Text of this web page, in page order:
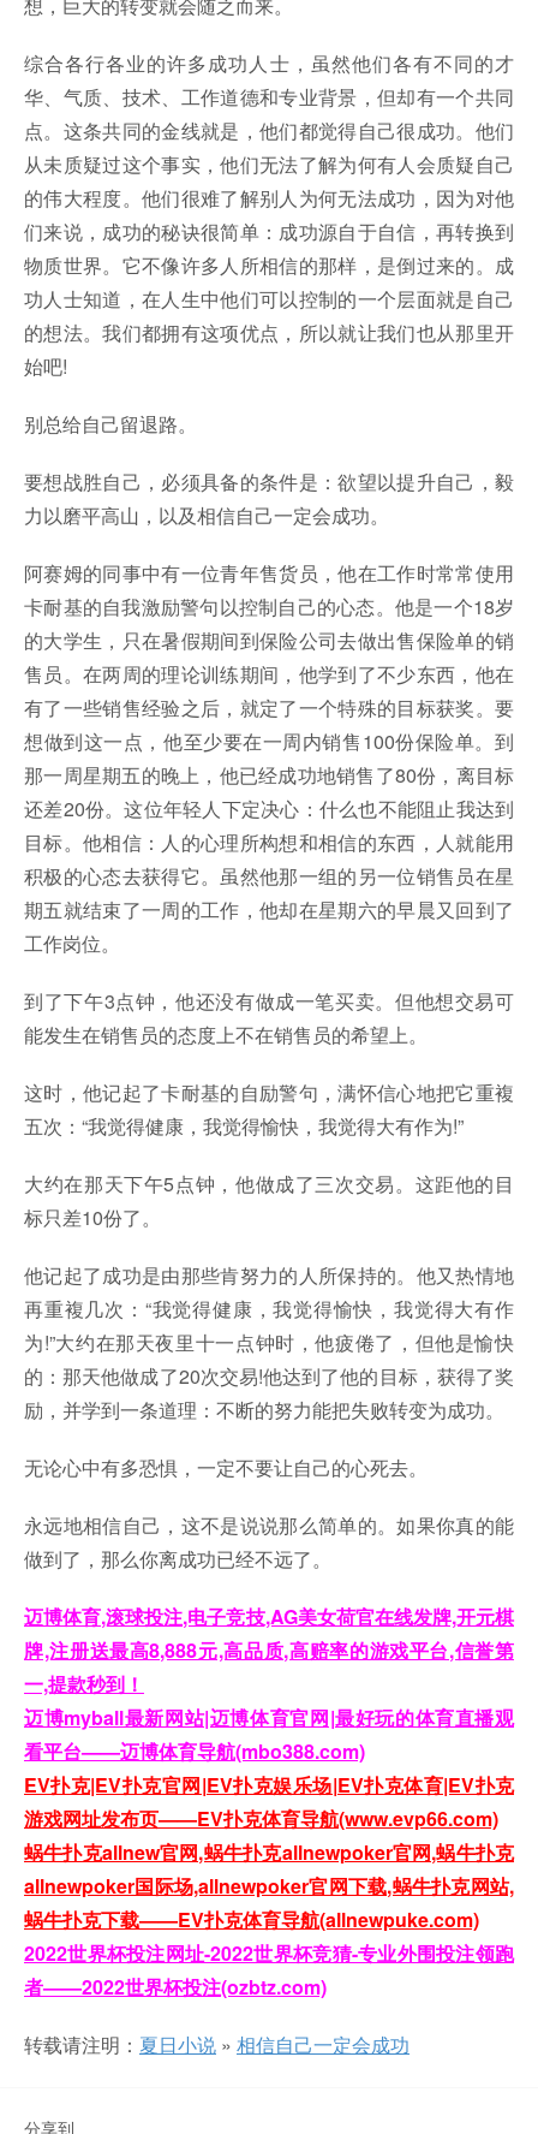
想，巨大的转变就会随之而来。
综合各行各业的许多成功人士，虽然他们各有不同的才
华、气质、技术、工作道德和专业背景，但却有一个共同
点。这条共同的金线就是，他们都觉得自己很成功。他们
从未质疑过这个事实，他们无法了解为何有人会质疑自己
的伟大程度。他们很难了解别人为何无法成功，因为对他
们来说，成功的秘诀很简单：成功源自于自信，再转换到
物质世界。它不像许多人所相信的那样，是倒过来的。成
功人士知道，在人生中他们可以控制的一个层面就是自己
的想法。我们都拥有这项优点，所以就让我们也从那里开
始吧!
别总给自己留退路。
要想战胜自己，必须具备的条件是：欲望以提升自己，毅
力以磨平高山，以及相信自己一定会成功。
阿赛姆的同事中有一位青年售货员，他在工作时常常使用
卡耐基的自我激励警句以控制自己的心态。他是一个18岁
的大学生，只在暑假期间到保险公司去做出售保险单的销
售员。在两周的理论训练期间，他学到了不少东西，他在
有了一些销售经验之后，就定了一个特殊的目标获奖。要
想做到这一点，他至少要在一周内销售100份保险单。到
那一周星期五的晚上，他已经成功地销售了80份，离目标
还差20份。这位年轻人下定决心：什么也不能阻止我达到
目标。他相信：人的心理所构想和相信的东西，人就能用
积极的心态去获得它。虽然他那一组的另一位销售员在星
期五就结束了一周的工作，他却在星期六的早晨又回到了
工作岗位。
到了下午3点钟，他还没有做成一笔买卖。但他想交易可
能发生在销售员的态度上不在销售员的希望上。
这时，他记起了卡耐基的自励警句，满怀信心地把它重複
五次：“我觉得健康，我觉得愉快，我觉得大有作为!”
大约在那天下午5点钟，他做成了三次交易。这距他的目
标只差10份了。
他记起了成功是由那些肯努力的人所保持的。他又热情地
再重複几次：“我觉得健康，我觉得愉快，我觉得大有作
为!”大约在那天夜里十一点钟时，他疲倦了，但他是愉快
的：那天他做成了20次交易!他达到了他的目标，获得了奖
励，并学到一条道理：不断的努力能把失败转变为成功。
无论心中有多恐惧，一定不要让自己的心死去。
永远地相信自己，这不是说说那么简单的。如果你真的能
做到了，那么你离成功已经不远了。
迈博体育,滚球投注,电子竞技,AG美女荷官在线发牌,开元棋
牌,注册送最高8,888元,高品质,高赔率的游戏平台,信誉第
一,提款秒到！
迈博myball最新网站|迈博体育官网|最好玩的体育直播观
看平台——迈博体育导航(mbo388.com)
EV扑克|EV扑克官网|EV扑克娱乐场|EV扑克体育|EV扑克
游戏网址发布页——EV扑克体育导航(www.evp66.com)
蜗牛扑克allnew官网,蜗牛扑克allnewpoker官网,蜗牛扑克
allnewpoker国际场,allnewpoker官网下载,蜗牛扑克网站,
蜗牛扑克下载——EV扑克体育导航(allnewpuke.com)
2022世界杯投注网址-2022世界杯竞猜-专业外围投注领跑
者——2022世界杯投注(ozbtz.com)
转载请注明： 夏日小说 » 相信自己一定会成功
分享到